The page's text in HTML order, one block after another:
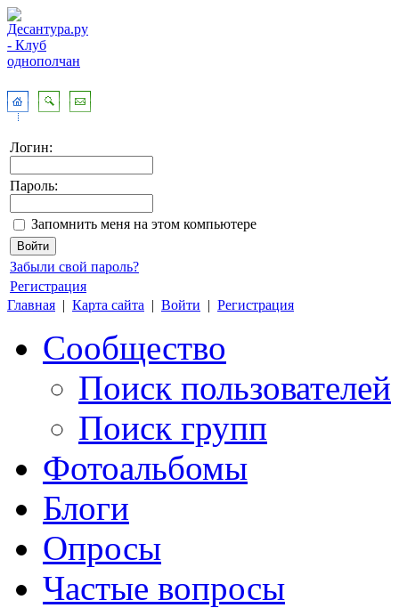
Логин:
Пароль:
Запомнить меня на этом компьютере
Забыли свой пароль?
Регистрация
Главная | Карта сайта | Войти | Регистрация
Сообщество
Поиск пользователей
Поиск групп
Фотоальбомы
Блоги
Опросы
Частые вопросы